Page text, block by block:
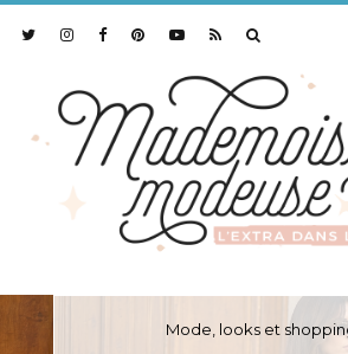
Mode, looks et